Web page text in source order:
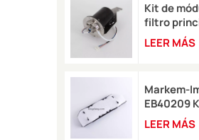
Kit de
filtro
tinta
EB49406
LEER MÁS
Markem-
EB40209
de aire de
para
LEER MÁS